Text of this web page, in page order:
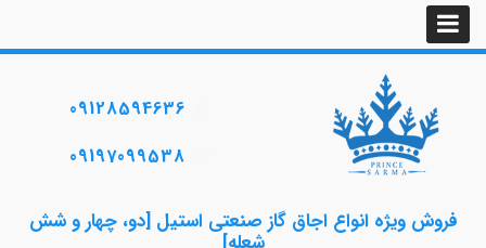
فروش ویژه انواع اجاق گاز صنعتی استیل [دو، چهار و شش
09128594636
09197099538